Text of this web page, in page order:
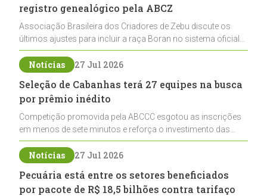
registro genealógico pela ABCZ
Associação Brasileira dos Criadores de Zebu discute os
últimos ajustes para incluir a raça Boran no sistema oficial
de registros, abrindo caminho para sua expansão na
pecuária nacional
Notícias 27 Jul 2026
Seleção de Cabanhas terá 27 equipes na busca
por prêmio inédito
Competição promovida pela ABCCC esgotou as inscrições
em menos de sete minutos e reforça o investimento das
cabanhas na seleção genética de Cavalos Crioulos voltados
ao laço
Notícias 27 Jul 2026
Pecuária está entre os setores beneficiados
por pacote de R$ 18,5 bilhões contra tarifaço